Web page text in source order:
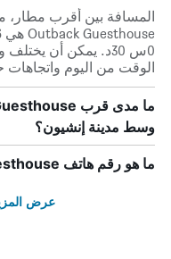
0س 30د. يمكن أن
الوقت من اليوم
وسط مدينة إنشيون؟
ما هو رقم هاتف Incheon Outback Guesthouse؟
عرض